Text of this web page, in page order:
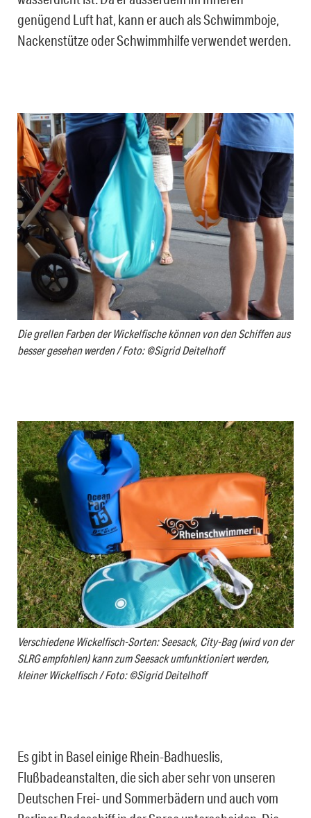
genügend Luft hat, kann er auch als Schwimmboje,
Nackenstütze oder Schwimmhilfe verwendet werden.
Die grellen Farben der Wickelfische können von den Schiffen aus
besser gesehen werden / Foto: ©Sigrid Deitelhoff
Verschiedene Wickelfisch-Sorten: Seesack, City-Bag (wird von der
SLRG empfohlen) kann zum Seesack umfunktioniert werden,
kleiner Wickelfisch / Foto: ©Sigrid Deitelhoff
Es gibt in Basel einige Rhein-Badhueslis,
Flußbadeanstalten, die sich aber sehr von unseren
Deutschen Frei- und Sommerbädern und auch vom